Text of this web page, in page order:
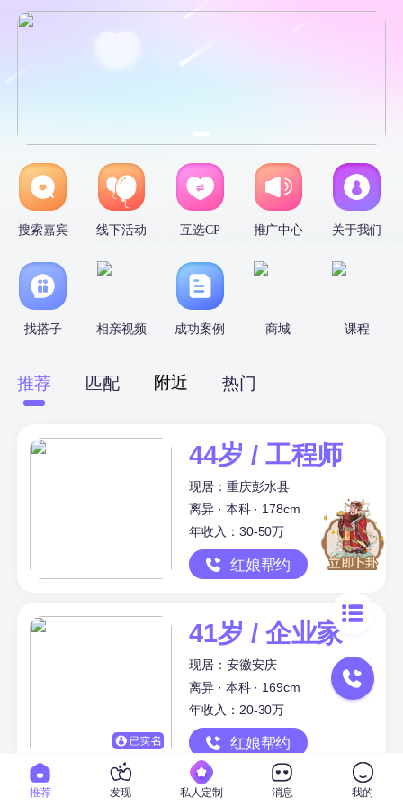
搜索嘉宾 线下活动 互选CP 推广中心 关于我们
找搭子 相亲视频 成功案例 商城 课程
推荐 匹配 附近 热门
44岁 / 工程师
现居：重庆彭水县
离异 · 本科 · 178cm
年收入：30-50万
红娘帮约
41岁 / 企业家
现居：安徽安庆
离异 · 本科 · 169cm
年收入：20-30万
红娘帮约
推荐 发现 私人定制 消息 我的